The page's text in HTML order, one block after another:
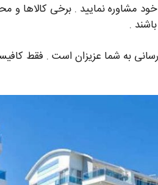
مشاوره نمایید . برخی کالاها و
.
به شما عزیزان است . فقط